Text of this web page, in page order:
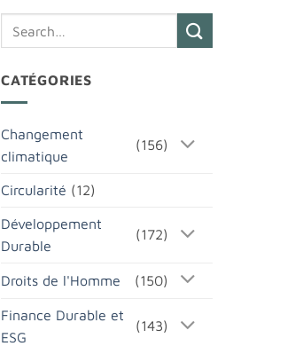
CATÉGORIES
Changement
climatique
(156)
Circularité (12)
Développement
Durable
(172)
Droits de l'Homme (150)
Finance Durable et
ESG
(143)